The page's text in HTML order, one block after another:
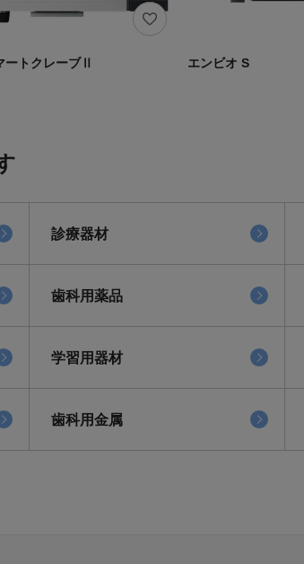
ートクレーブⅡ エンビオ S
診療器材
歯科用薬品
学習用器材
歯科用金属